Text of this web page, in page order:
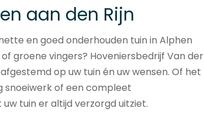
aan den Rijn
en goed onderhouden tuin in Alphen
groene vingers? Hoveniersbedrijf Van der
op uw tuin én uw wensen. Of het
snoeiwerk of een compleet
tuin er altijd verzorgd uitziet.